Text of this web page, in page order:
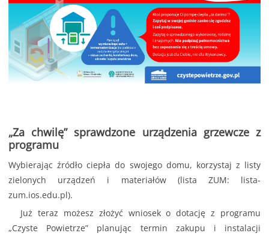
„Za chwilę” sprawdzone urządzenia grzewcze z
programu
Wybierając źródło ciepła do swojego domu, korzystaj z listy
zielonych urządzeń i materiałów (lista ZUM: lista-
zum.ios.edu.pl).
Już teraz możesz złożyć wniosek o dotację z programu
„Czyste Powietrze” planując termin zakupu i instalacji